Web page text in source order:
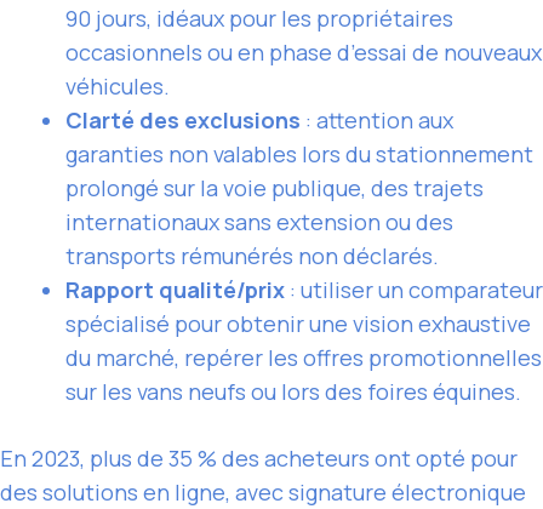
90 jours, idéaux pour les propriétaires
occasionnels ou en phase d’essai de nouveaux
véhicules.
Clarté des exclusions : attention aux
garanties non valables lors du stationnement
prolongé sur la voie publique, des trajets
internationaux sans extension ou des
transports rémunérés non déclarés.
Rapport qualité/prix : utiliser un comparateur
spécialisé pour obtenir une vision exhaustive
du marché, repérer les offres promotionnelles
sur les vans neufs ou lors des foires équines.
En 2023, plus de 35 % des acheteurs ont opté pour
des solutions en ligne, avec signature électronique